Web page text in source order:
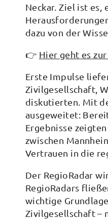
Neckar. Ziel ist es,
dazu von der
👉 Hier geht es
Erste Impulse
Zivilgesellschaft,
diskutierten. Mit
ausgeweitet:
Ergebnisse
zwischen
Vertrauen in die
Der RegioRadar
RegioRadars
wichtige
Zivilgesellschaft –